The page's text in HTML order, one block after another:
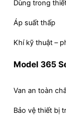
Dùng trong
Áp suất thấp
Khí kỹ thuật –
Model 365
Van an toàn
Bảo vệ thiết bị